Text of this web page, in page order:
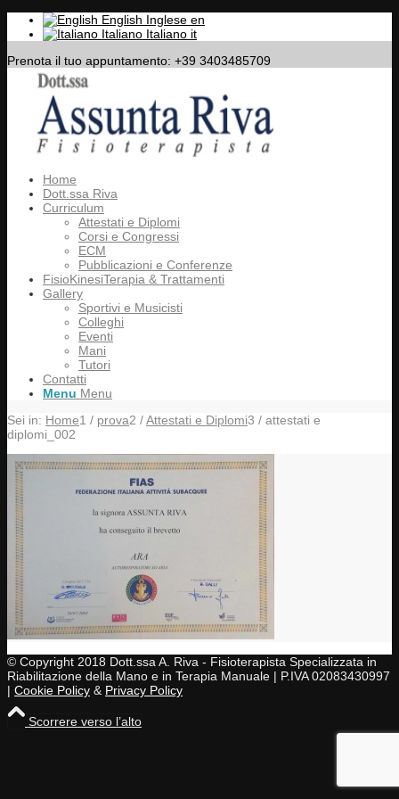
English Inglese en
Italiano Italiano it
Prenota il tuo appuntamento: +39 3403485709
Home
Dott.ssa Riva
Curriculum
Attestati e Diplomi
Corsi e Congressi
ECM
Pubblicazioni e Conferenze
FisioKinesiTerapia & Trattamenti
Gallery
Sportivi e Musicisti
Colleghi
Eventi
Mani
Tutori
Contatti
Menu Menu
Sei in: Home1 / prova2 /Attestati e Diplomi3 / attestati e
diplomi_002
© Copyright 2018 Dott.ssa A. Riva - Fisioterapista Specializzata in
Riabilitazione della Mano e in Terapia Manuale | P.IVA 02083430997
| Cookie Policy & Privacy Policy
Scorrere verso l’alto